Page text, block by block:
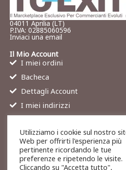
04011 Aprilia (LT)
P.IVA: 02885060596
Inviaci una email
Il Mio Account
I miei ordini
Bacheca
Dettagli Account
I miei indirizzi
Chi siamo
Services
Blog
Utilizziamo i cookie sul nostro
Web per offrirti l'esperienza più
pertinente ricordando le tue
preferenze e ripetendo le visite.
Cliccando su "Accetta tutto",